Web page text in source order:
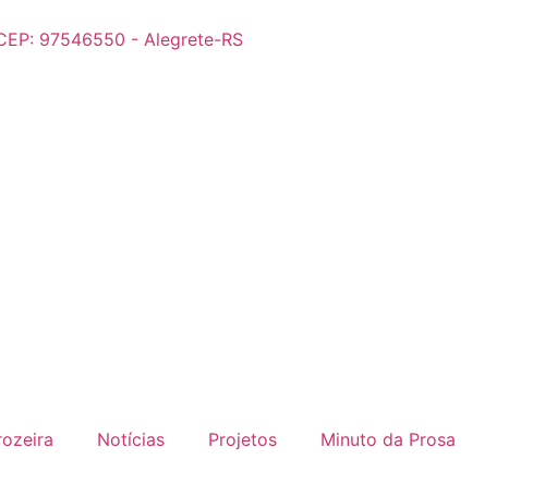
97546550 - Alegrete-RS
Notícias Projetos Minuto da Prosa